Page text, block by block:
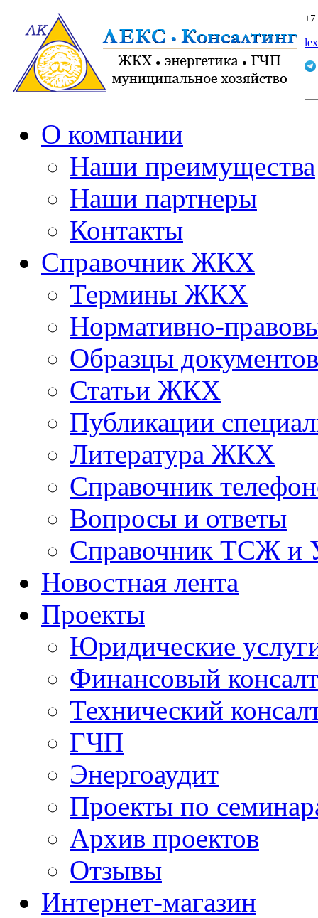
О компании
Наши преимущества
Наши партнеры
Контакты
Справочник ЖКХ
Термины ЖКХ
Нормативно-
Образцы документов
Статьи ЖКХ
Публикации
Литература ЖКХ
Справочник
Вопросы и ответы
Справочник ТСЖ и
Новостная лента
Проекты
Юридические
Финансовый
Технический
ГЧП
Энергоаудит
Проекты по
Архив проектов
Отзывы
Интернет-магазин